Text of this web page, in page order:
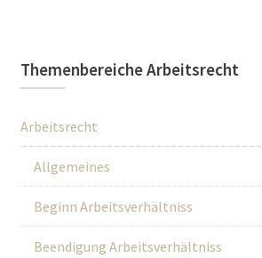
Themenbereiche Arbeitsrecht
Arbeitsrecht
Allgemeines
Beginn Arbeitsverhältniss
Beendigung Arbeitsverhältniss